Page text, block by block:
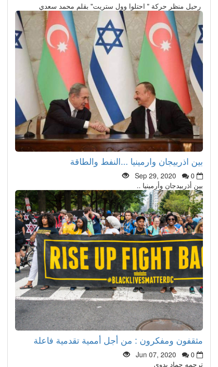
رحيل منظر حركة " احتلوا وول ستريت" بقلم محمد سعدي
بين اذربيجان وارمينيا ...النفط والطاقة
Sep 29, 2020
0
بين أذربيدجان وأرمينيا ..
مثقفون ومفكرون : من أجل أممية تقدمية فاعلة
Jun 07, 2020
0
ترجمه حماد بدوي